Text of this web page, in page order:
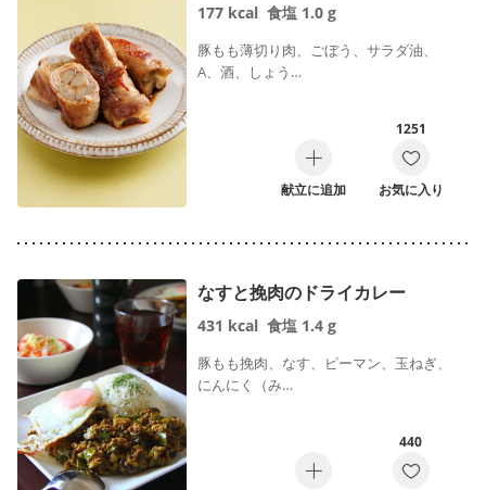
調理時間で絞り込む
混ぜるだけ 切って焼くだけ
煮るだけ 電子レンジだけ
オーブントースターだけ
鍋ひとつ 包丁いらず
177 kcal 食塩 1.0 g
豚もも薄切り肉、ごぼう、サラダ油、
A、酒、しょう…
献立に追加
1251
お気に入り
なすと挽肉のドライカレー
431 kcal 食塩 1.4 g
豚もも挽肉、なす、ピーマン、玉ねぎ、
にんにく（み…
440